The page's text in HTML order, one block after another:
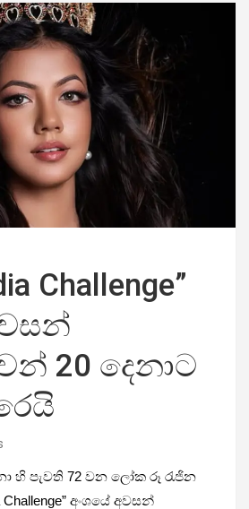
Challenge”
20 දෙනාට
හි පැවති 72 වන ලෝක රූ රැජින
අංශයේ අවසන්